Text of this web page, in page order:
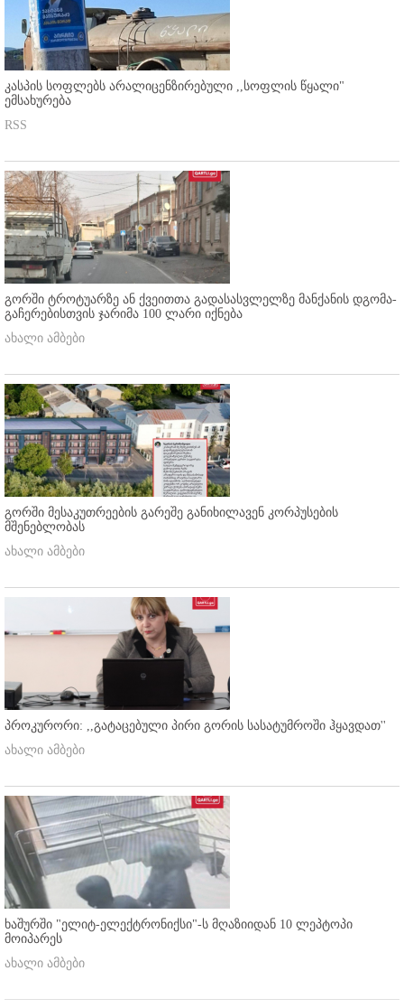
კასპის სოფლებს არალიცენზირებული ,,სოფლის წყალი"
ემსახურება
RSS
გორში ტროტუარზე ან ქვეითთა გადასასვლელზე მანქანის დგომა-
გაჩერებისთვის ჯარიმა 100 ლარი იქნება
ახალი ამბები
გორში მესაკუთრეების გარეშე განიხილავენ კორპუსების
მშენებლობას
ახალი ამბები
პროკურორი: ,,გატაცებული პირი გორის სასატუმროში ჰყავდათ''
ახალი ამბები
ხაშურში "ელიტ-ელექტრონიქსი"-ს მღაზიიდან 10 ლეპტოპი
მოიპარეს
ახალი ამბები